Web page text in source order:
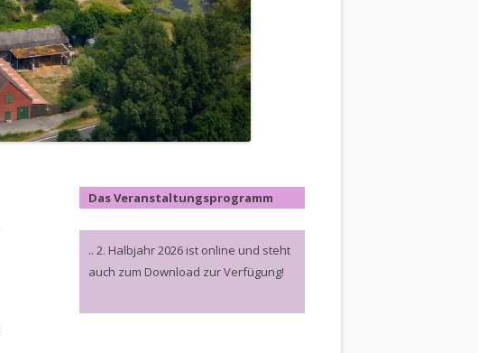
Das Veranstaltungsprogramm
.. 2. Halbjahr 2026 ist online und steht
auch zum Download zur Verfügung!